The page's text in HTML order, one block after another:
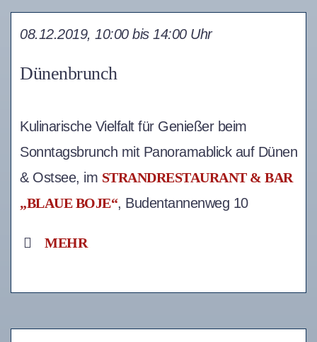
Dünenbrunch
08.12.2019, 10:00 bis 14:00 Uhr
Kulinarische Vielfalt für Genießer beim
Sonntagsbrunch mit Panoramablick auf Dünen
& Ostsee, im STRANDRESTAURANT & BAR
„BLAUE BOJE“, Budentannenweg 10
MEHR